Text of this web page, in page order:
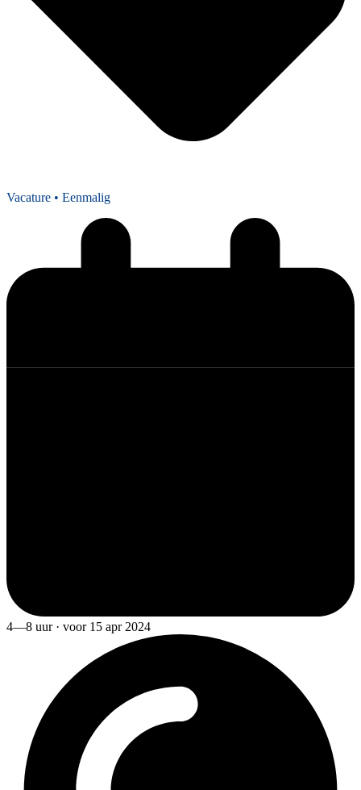
Vacature • Eenmalig
4—8 uur · voor 15 apr 2024